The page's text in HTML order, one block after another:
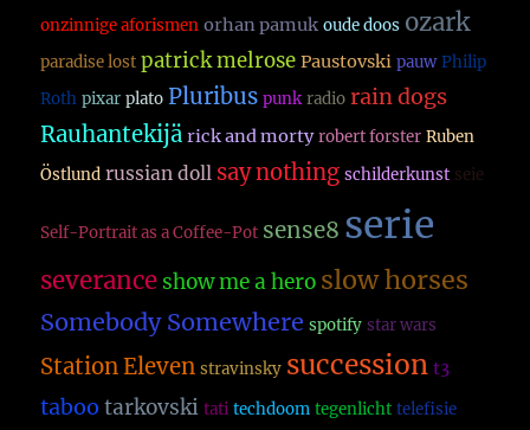
onzinnige aforismen orhan pamuk oude doos ozark
paradise lost patrick melrose Paustovski pauw Philip
Roth pixar plato Pluribus punk radio rain dogs
Rauhantekijä rick and morty robert forster Ruben
Östlund russian doll say nothing schilderkunst seie
Self-Portrait as a Coffee-Pot sense8 serie
severance show me a hero slow horses
Somebody Somewhere spotify star wars
Station Eleven stravinsky succession t3
taboo tarkovski tati techdoom tegenlicht telefisie